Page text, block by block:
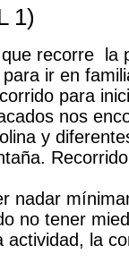
1)
recorre la
ir en
para
nos
y
nadar
no tener
la